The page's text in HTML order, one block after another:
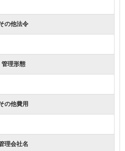
の他法令
管理形態
の他費用
理会社名